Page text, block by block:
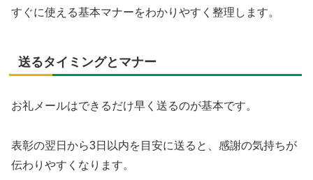
すぐに使える基本マナーをわかりやすく整理します。
送るタイミングとマナー
お礼メールはできるだけ早く送るのが基本です。
表彰の翌日から3日以内を目安に送ると、感謝の気持ちが
伝わりやすくなります。